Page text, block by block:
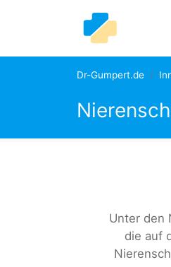
Dr-Gumpert.de
Unter den
die auf